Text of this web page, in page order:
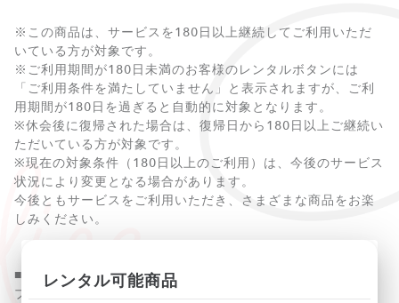
※この商品は、サービスを180日以上継続してご利用いただ
いている方が対象です。
※ご利用期間が180日未満のお客様のレンタルボタンには
「ご利用条件を満たしていません」と表示されますが、ご利
用期間が180日を過ぎると自動的に対象となります。
※休会後に復帰された場合は、復帰日から180日以上ご継続い
ただいている方が対象です。
※現在の対象条件（180日以上のご利用）は、今後のサービス
状況により変更となる場合があります。
今後ともサービスをご利用いただき、さまざまな商品をお楽
しみください。
■商品説明
ブランドを代表するモチーフである、ホースシュー型の留め
レンタル可能商品